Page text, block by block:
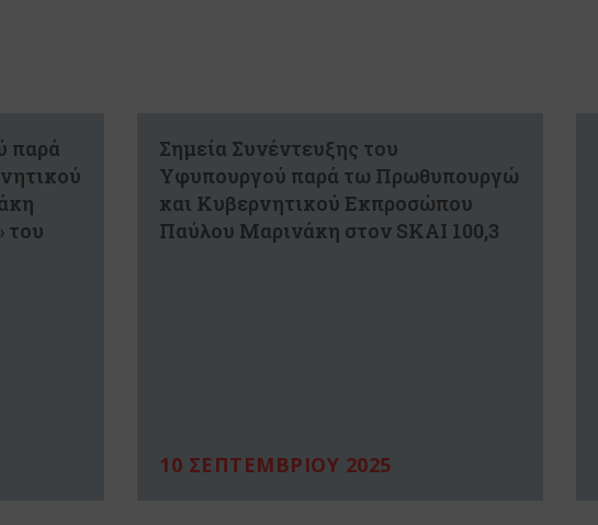
παρά
του
Σημεία Συνέντευξης του
Υφυπουργού παρά τω Πρωθυπουργώ
και Κυβερνητικού Εκπροσώπου
Παύλου Μαρινάκη στον SKAI 100,3
10 ΣΕΠΤΕΜΒΡΙΟΥ 2025